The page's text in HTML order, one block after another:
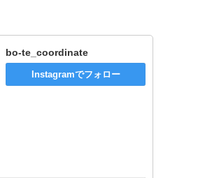
bo-te_coordinate
Instagramでフォロー